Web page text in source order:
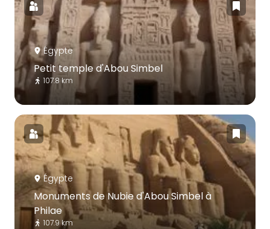
Égypte
Petit temple d'Abou Simbel
107.8 km
Égypte
Monuments de Nubie d'Abou Simbel à
Philae
107.9 km